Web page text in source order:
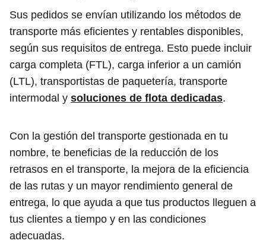
Sus pedidos se envían utilizando los métodos de
transporte más eficientes y rentables disponibles,
según sus requisitos de entrega. Esto puede incluir
carga completa (FTL), carga inferior a un camión
(LTL), transportistas de paquetería, transporte
intermodal y soluciones de flota dedicadas.
Con la gestión del transporte gestionada en tu
nombre, te beneficias de la reducción de los
retrasos en el transporte, la mejora de la eficiencia
de las rutas y un mayor rendimiento general de
entrega, lo que ayuda a que tus productos lleguen a
tus clientes a tiempo y en las condiciones
adecuadas.